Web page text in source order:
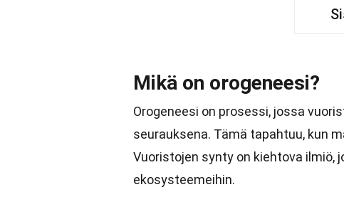
Mikä on orogeneesi?
Orogeneesi on prosessi, jossa
seurauksena. Tämä tapahtuu, kun
Vuoristojen synty on kiehtova ilmiö,
ekosysteemeihin.